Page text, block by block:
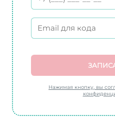
Нажимая кнопку, вы